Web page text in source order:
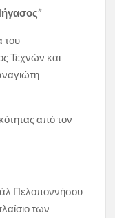
του
Τεχνών και
από τον
Πελοποννήσου
των